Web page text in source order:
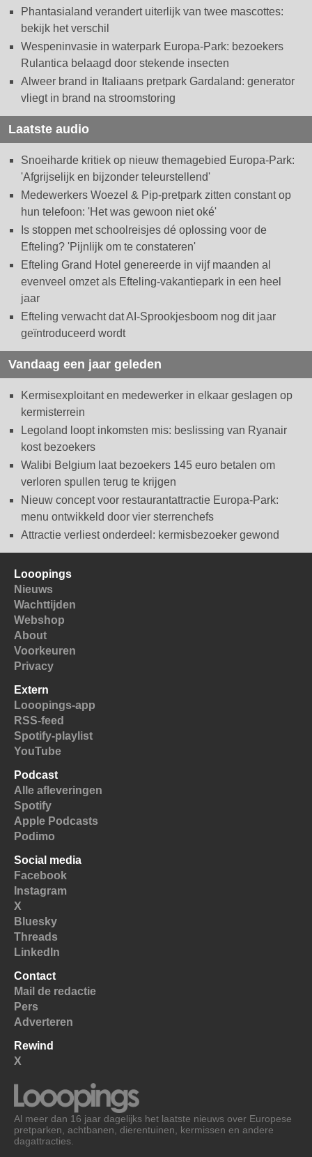
Phantasialand verandert uiterlijk van twee mascottes:
bekijk het verschil
Wespeninvasie in waterpark Europa-Park: bezoekers
Rulantica belaagd door stekende insecten
Alweer brand in Italiaans pretpark Gardaland: generator
vliegt in brand na stroomstoring
Laatste audio
Snoeiharde kritiek op nieuw themagebied Europa-Park:
'Afgrijselijk en bijzonder teleurstellend'
Medewerkers Woezel & Pip-pretpark zitten constant op
hun telefoon: 'Het was gewoon niet oké'
Is stoppen met schoolreisjes dé oplossing voor de
Efteling? 'Pijnlijk om te constateren'
Efteling Grand Hotel genereerde in vijf maanden al
evenveel omzet als Efteling-vakantiepark in een heel
jaar
Efteling verwacht dat AI-Sprookjesboom nog dit jaar
geïntroduceerd wordt
Vandaag een jaar geleden
Kermisexploitant en medewerker in elkaar geslagen op
kermisterrein
Legoland loopt inkomsten mis: beslissing van Ryanair
kost bezoekers
Walibi Belgium laat bezoekers 145 euro betalen om
verloren spullen terug te krijgen
Nieuw concept voor restaurantattractie Europa-Park:
menu ontwikkeld door vier sterrenchefs
Attractie verliest onderdeel: kermisbezoeker gewond
Looopings
Nieuws
Wachttijden
Webshop
About
Voorkeuren
Privacy
Extern
Looopings-app
RSS-feed
Spotify-playlist
YouTube
Podcast
Alle afleveringen
Spotify
Apple Podcasts
Podimo
Social media
Facebook
Instagram
X
Bluesky
Threads
LinkedIn
Contact
Mail de redactie
Pers
Adverteren
Rewind
X
Al meer dan 16 jaar dagelijks het laatste nieuws over Europese
pretparken, achtbanen, dierentuinen, kermissen en andere
dagattracties.